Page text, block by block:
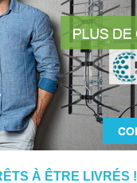
À ÊTRE LIVRÉS !